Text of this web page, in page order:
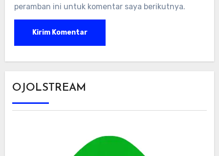
peramban ini untuk komentar saya berikutnya.
OJOLSTREAM